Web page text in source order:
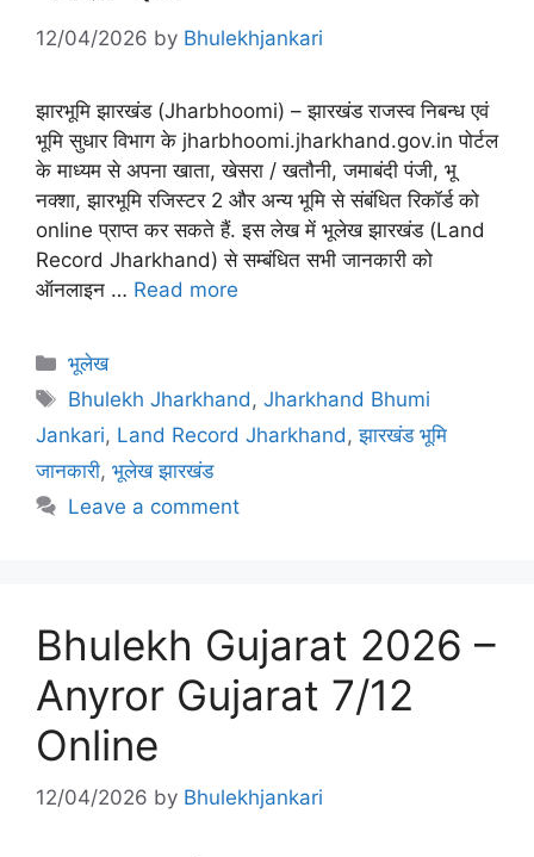
12/04/2026 by Bhulekhjankari
झारभूमि झारखंड (Jharbhoomi) – झारखंड राजस्व निबन्ध एवं
भूमि सुधार विभाग के jharbhoomi.jharkhand.gov.in पोर्टल
के माध्यम से अपना खाता, खेसरा / खतौनी, जमाबंदी पंजी, भू
नक्शा, झारभूमि रजिस्टर 2 और अन्य भूमि से संबंधित रिकॉर्ड को
online प्राप्त कर सकते हैं. इस लेख में भूलेख झारखंड (Land
Record Jharkhand) से सम्बंधित सभी जानकारी को
ऑनलाइन … Read more
Categories
भूलेख
Tags
Bhulekh Jharkhand ,Jharkhand Bhumi
Jankari, Land Record Jharkhand ,झारखंड भूमि
जानकारी, भूलेख झारखंड
Leave a comment
Bhulekh Gujarat 2026 –
Anyror Gujarat 7/12
Online
12/04/2026 by Bhulekhjankari